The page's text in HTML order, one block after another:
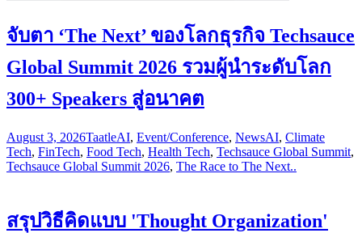
จับตา ‘The Next’ ของโลกธุรกิจ Techsauce
Global Summit 2026 รวมผู้นำระดับโลก
300+ Speakers สู่อนาคต
August 3, 2026TaatleAI, Event/Conference, NewsAI, Climate
Tech, FinTech, Food Tech, Health Tech, Techsauce Global Summit,
Techsauce Global Summit 2026, The Race to The Next..
สรุปวิธีคิดแบบ 'Thought Organization'